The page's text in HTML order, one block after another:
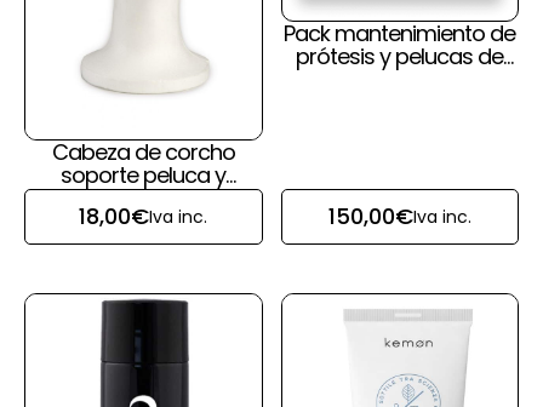
Cabeza de corcho
soporte peluca y
prótesis capilar
18,00€Iva inc.
Pack mantenimiento de
prótesis y pelucas de
pelo natural y cuero
150,00€Iva inc.